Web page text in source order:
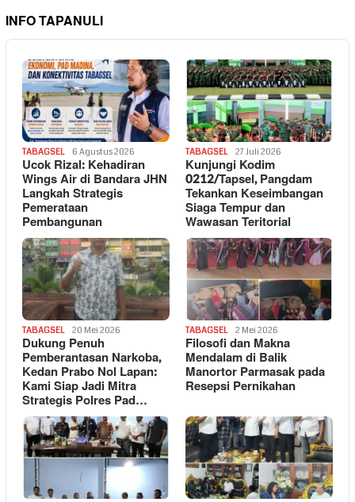
INFO TAPANULI
TABAGSEL 6 Agustus 2026
Ucok Rizal: Kehadiran
Wings Air di Bandara JHN
Langkah Strategis
Pemerataan
Pembangunan
TABAGSEL 27 Juli 2026
Kunjungi Kodim
0212/Tapsel, Pangdam
Tekankan Keseimbangan
Siaga Tempur dan
Wawasan Teritorial
TABAGSEL 20 Mei 2026
Dukung Penuh
Pemberantasan Narkoba,
Kedan Prabo Nol Lapan:
Kami Siap Jadi Mitra
Strategis Polres Pad…
TABAGSEL 2 Mei 2026
Filosofi dan Makna
Mendalam di Balik
Manortor Parmasak pada
Resepsi Pernikahan